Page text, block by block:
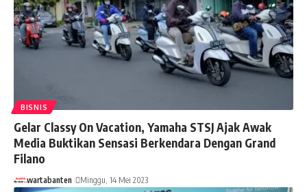
BISNIS
Gelar Classy On Vacation, Yamaha STSJ Ajak Awak
Media Buktikan Sensasi Berkendara Dengan Grand
Filano
wartabanten Minggu, 14 Mei 2023